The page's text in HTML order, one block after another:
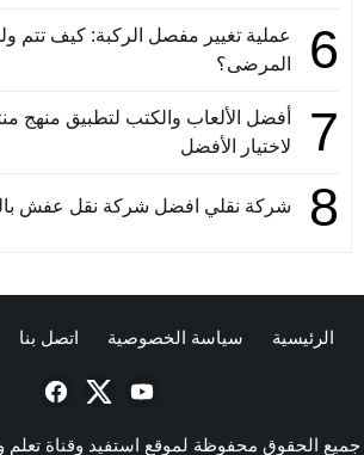
6
عملية تغيير مفصل الركبة: كيف تتم
المرضى؟
7
أفضل الألعاب والكتب لتطبيق منهج
لاختيار الأفضل
8 شركة نقلي افضل شركة نقل عفش
الرئيسية سياسة الخصوصية اتصل بنا
جميع الحقوق محفوظة لموقع استفيد وقناة